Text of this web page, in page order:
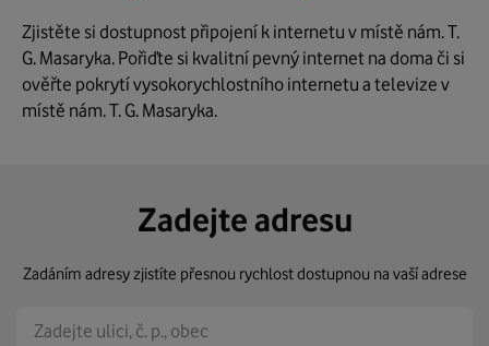
Zjistěte si dostupnost připojení k internetu v místě nám. T.
G. Masaryka. Pořiďte si kvalitní pevný internet na doma či si
ověřte pokrytí vysokorychlostního internetu a televize v
místě nám. T. G. Masaryka.
Zadejte adresu
Zadáním adresy zjistíte přesnou rychlost dostupnou na vaší adrese